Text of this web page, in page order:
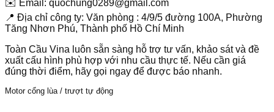
✉️ Email: quochung0289@gmail.com
📍 Địa chỉ công ty: Văn phòng : 4/9/5 đường 100A, Phường
Tăng Nhơn Phú, Thành phố Hồ Chí Minh
Toàn Cầu Vina luôn sẵn sàng hỗ trợ tư vấn, khảo sát và đề
xuất cấu hình phù hợp với nhu cầu thực tế. Nếu cần giá
đúng thời điểm, hãy gọi ngay để được báo nhanh.
Motor cổng lùa / trượt tự động